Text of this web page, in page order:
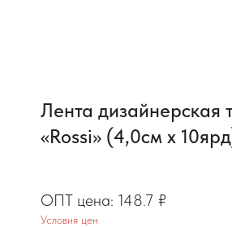
Лента дизайнерская
«Rossi» (4,0см х
148.7 ₽
Условия цен